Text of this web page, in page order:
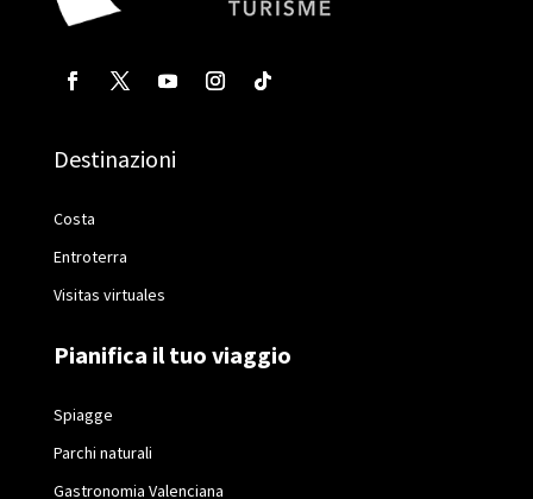
Destinazioni
Costa
Entroterra
Visitas virtuales
Pianifica il tuo viaggio
Spiagge
Parchi naturali
Gastronomia Valenciana